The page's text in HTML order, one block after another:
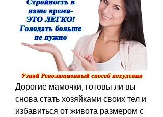
Дорогие мамочки, готовы ли вы
снова стать хозяйками своих тел и
избавиться от живота размером с